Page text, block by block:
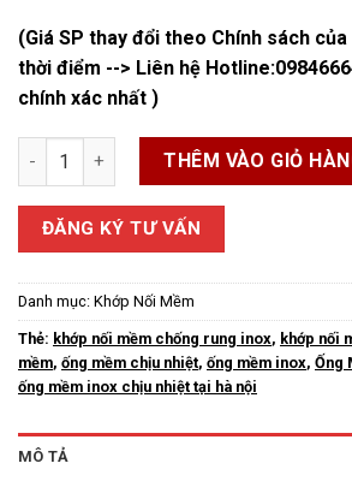
(Giá SP thay đổi theo Chính sách
thời điểm --> Liên hệ Hotline:
chính xác nhất )
Ống Mềm Inox Chịu Nhiệt số lượng
THÊM VÀO GIỎ
ĐĂNG KÝ TƯ VẤN
Danh mục: Khớp Nối Mềm
Thẻ: khớp nối mềm chống rung inox, khớp nối
mềm, ống mềm chịu nhiệt, ống mềm inox, Ống
ống mềm inox chịu nhiệt tại hà nội
MÔ TẢ